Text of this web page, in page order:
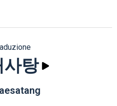
사탕